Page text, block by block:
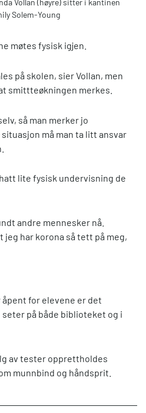
Vollan (høyre) sitter i kantinen
Solem-Young
møtes fysisk igjen.
på skolen, sier Vollan, men
smittteøkningen merkes.
så man merker jo
må man ta litt ansvar
lite fysisk undervisning de
andre mennesker nå.
jeg har korona så tett på meg,
åpent for elevene er det
på både biblioteket og i
av tester opprettholdes
munnbind og håndsprit.